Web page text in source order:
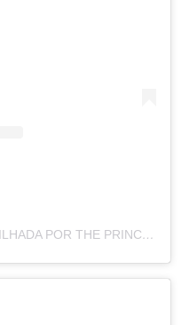
UMA PUBLICAÇÃO COMPARTILHADA POR THE PRINCE AND PRINCESS OF WALES (@PRINCEANDPRINCESSOFWALES)